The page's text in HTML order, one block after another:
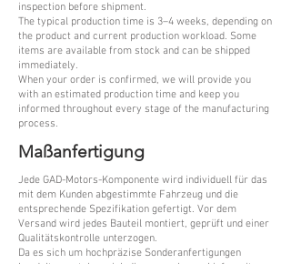
inspection before shipment.
The typical production time is 3–4 weeks, depending on
the product and current production workload. Some
items are available from stock and can be shipped
immediately.
When your order is confirmed, we will provide you
with an estimated production time and keep you
informed throughout every stage of the manufacturing
process.
Maßanfertigung
Jede GAD-Motors-Komponente wird individuell für das
mit dem Kunden abgestimmte Fahrzeug und die
entsprechende Spezifikation gefertigt. Vor dem
Versand wird jedes Bauteil montiert, geprüft und einer
Qualitätskontrolle unterzogen.
Da es sich um hochpräzise Sonderanfertigungen